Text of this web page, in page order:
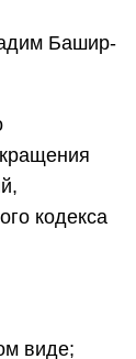
Башир-
кодекса
виде;